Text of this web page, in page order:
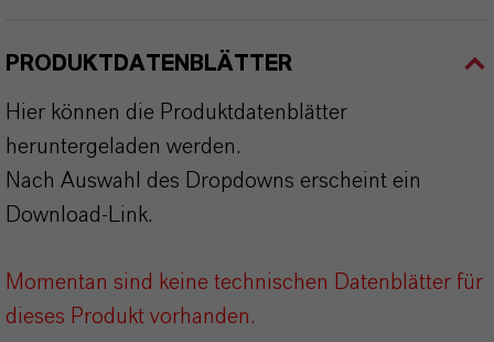
PRODUKTDATENBLÄTTER
Hier können die Produktdatenblätter
heruntergeladen werden.
Nach Auswahl des Dropdowns erscheint ein
Download-Link.
Momentan sind keine technischen Datenblätter für
dieses Produkt vorhanden.